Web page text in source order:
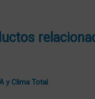
y Clima Total